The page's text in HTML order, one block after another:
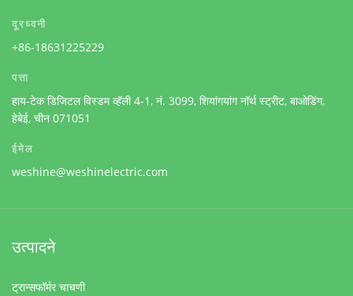
दूरध्वनी
+86-18631225229
पत्ता
हाय-टेक डिजिटल विस्डम व्हॅली 4-1, नं. 3099, शियांगयांग नॉर्थ स्ट्रीट, बाओडिंग,
हेबेई, चीन 071051
ईमेल
weshine@weshinelectric.com
उत्पादने
ट्रान्सफॉर्मर चाचणी